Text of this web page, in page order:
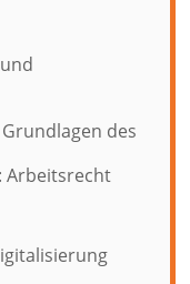
des
Arbeitsrecht